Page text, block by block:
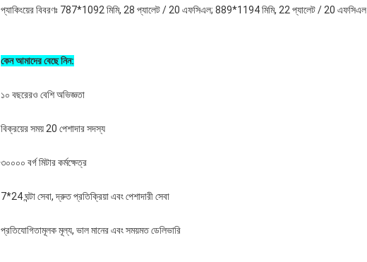
প্যাকিংয়ের বিবরণঃ 787*1092 মিমি, 28 প্যালেট / 20 এফসিএল; 889*1194 মিমি, 22 প্যালেট / 20 এফসিএল
কেন আমাদের বেছে নিন:
১০ বছরেরও বেশি অভিজ্ঞতা
বিক্রয়ের সময় 20 পেশাদার সদস্য
৩০০০০ বর্গ মিটার কর্মক্ষেত্র
7*24 ঘন্টা সেবা, দ্রুত প্রতিক্রিয়া এবং পেশাদারী সেবা
প্রতিযোগিতামূলক মূল্য, ভাল মানের এবং সময়মত ডেলিভারি